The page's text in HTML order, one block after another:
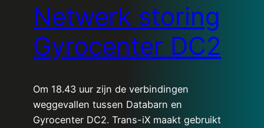
Netwerk storing
Gyrocenter DC2
Om 18.43 uur zijn de verbindingen
weggevallen tussen Databarn en
Gyrocenter DC2. Trans-iX maakt gebruikt